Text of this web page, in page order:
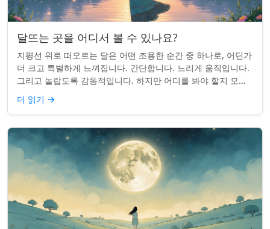
달뜨는 곳을 어디서 볼 수 있나요?
지평선 위로 떠오르는 달은 어떤 조용한 순간 중 하나로, 어딘가
더 크고 특별하게 느껴집니다. 간단합니다. 느리게 움직입니다.
그리고 놀랍도록 감동적입니다. 하지만 어디를 봐야 할지 모르
면 잡기 쉽지 않을 수 있습니...
더 읽기 →